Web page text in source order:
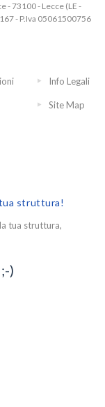
- 73100 - Lecce (LE -
- P.Iva 05061500756
Info Legali
Site Map
struttura!
tua struttura,
)